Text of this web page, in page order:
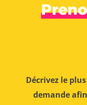
Décrivez le
demande